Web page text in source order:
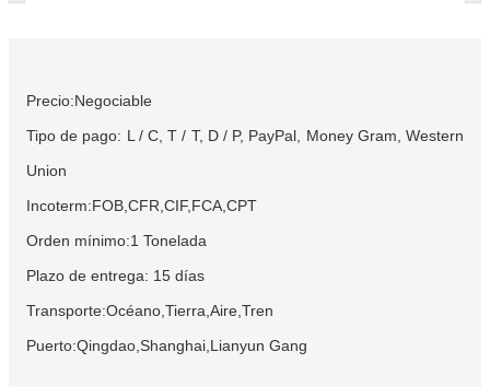
Precio:Negociable
Tipo de pago: L / C, T / T, D / P, PayPal, Money Gram, Western
Union
Incoterm:FOB,CFR,CIF,FCA,CPT
Orden mínimo:1 Tonelada
Plazo de entrega: 15 días
Transporte:Océano,Tierra,Aire,Tren
Puerto:Qingdao,Shanghai,Lianyun Gang